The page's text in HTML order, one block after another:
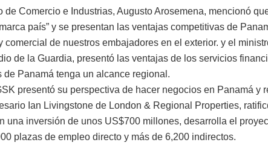
de Comercio e Industrias, Augusto Arosemena, mencionó
país” y se presentan las ventajas competitivas de
comercial de nuestros embajadores en el exterior. y el
de la Guardia, presentó las ventajas de los servicios
de Panamá tenga un alcance regional.
presentó su perspectiva de hacer negocios en Panamá y
Ian Livingstone de London & Regional Properties,
una inversión de unos US$700 millones, desarrolla el
plazas de empleo directo y más de 6,200 indirectos.